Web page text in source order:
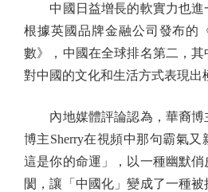
中國日益增長的軟實力也進
根據英國品牌金融公司發布的
數》，中國在全球排名第二，其
對中國的文化和生活方式表現出
內地媒體評論認為，華裔博
博主Sherry在視頻中那句霸氣又
這是你的命運」，以一種幽默
閡，讓「中國化」變成了一種被